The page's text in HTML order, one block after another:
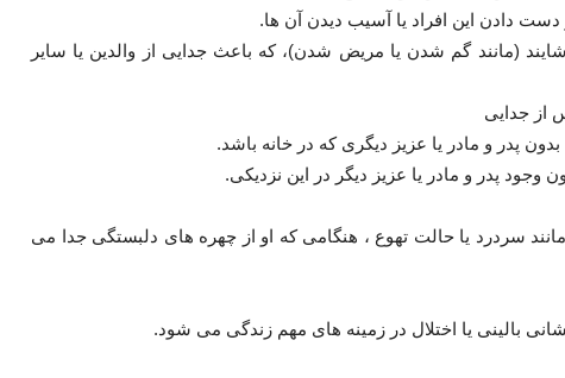
دادن این افراد یا آسیب دیدن آن ها.
(مانند گم شدن یا مریض شدن)، که باعث جدایی از والدین یا سایر
از جدایی
بدون پدر و مادر یا عزیز دیگری که در خانه باشد.
وجود پدر و مادر یا عزیز دیگر در این نزدیکی.
سردرد یا حالت تهوع ، هنگامی که او از چهره های دلبستگی جدا می
بالینی یا اختلال در زمینه های مهم زندگی می شود.